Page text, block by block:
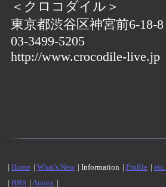
＜クロコダイル＞
東京都渋谷区神宮前6-18-8
03-3499-5205
http://www.crocodile-live.jp
| Home | What's New | Information | Profile | etc.
| BBS | Annex |